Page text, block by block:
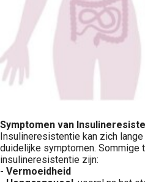
Symptomen van
Insulineresistentie kan zich
duidelijke symptomen. Sommige
insulineresistentie zijn:
- Vermoeidheid